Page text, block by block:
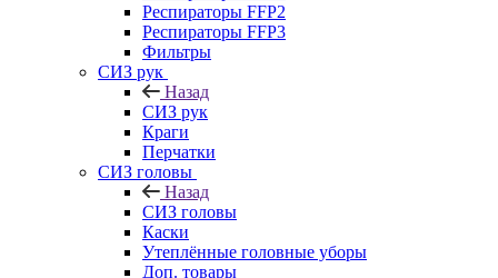
Респираторы FFP2
Респираторы FFP3
Фильтры
СИЗ рук
Назад
СИЗ рук
Краги
Перчатки
СИЗ головы
Назад
СИЗ головы
Каски
Утеплённые головные уборы
Доп. товары